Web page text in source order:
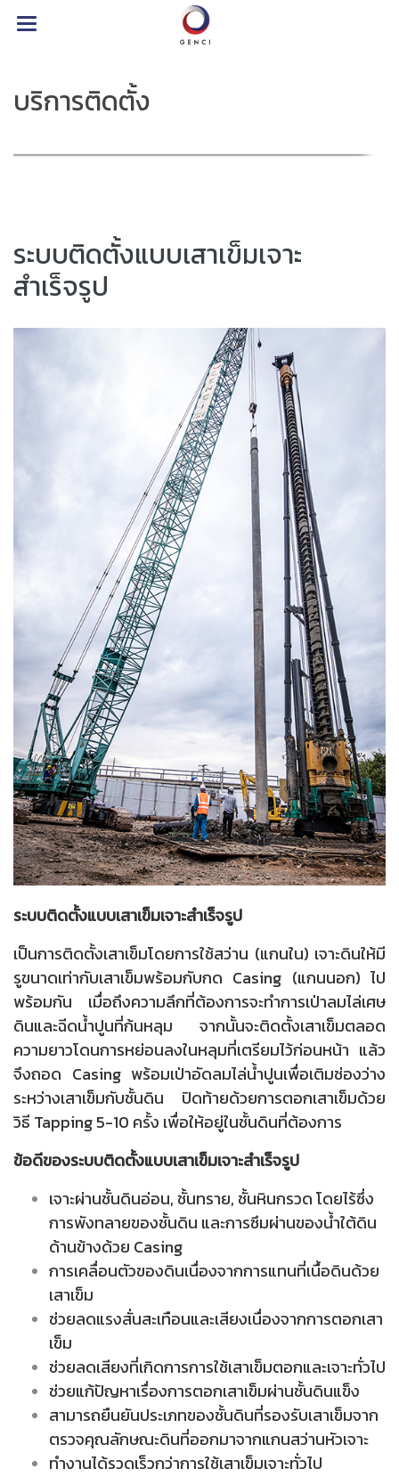
บริการติดตั้ง
ระบบติดตั้งแบบเสาเข็มเจาะ
สำเร็จรูป
ระบบติดตั้งแบบเสาเข็มเจาะสำเร็จรูป
เป็นการติดตั้งเสาเข็มโดยการใช้สว่าน (แกนใน) เจาะดินให้มี
รูขนาดเท่ากับเสาเข็มพร้อมกับกด Casing (แกนนอก) ไป
พร้อมกัน เมื่อถึงความลึกที่ต้องการจะทำการเป่าลมไล่เศษ
ดินและฉีดน้ำปูนที่ก้นหลุม จากนั้นจะติดตั้งเสาเข็มตลอด
ความยาวโดนการหย่อนลงในหลุมที่เตรียมไว้ก่อนหน้า แล้ว
จึงถอด Casing พร้อมเป่าอัดลมไล่น้ำปูนเพื่อเติมช่องว่าง
ระหว่างเสาเข็มกับชั้นดิน ปิดท้ายด้วยการตอกเสาเข็มด้วย
วิธี Tapping 5-10 ครั้ง เพื่อให้อยู่ในชั้นดินที่ต้องการ
ข้อดีของระบบติดตั้งแบบเสาเข็มเจาะสำเร็จรูป
เจาะผ่านชั้นดินอ่อน, ชั้นทราย, ชั้นหินกรวด โดยไร้ซึ่ง
การพังทลายของชั้นดิน และการซึมผ่านของน้ำใต้ดิน
ด้านข้างด้วย Casing
การเคลื่อนตัวของดินเนื่องจากการแทนที่เนื้อดินด้วย
เสาเข็ม
ช่วยลดแรงสั่นสะเทือนและเสียงเนื่องจากการตอกเสา
เข็ม
ช่วยลดเสียงที่เกิดการการใช้เสาเข็มตอกและเจาะทั่วไป
ช่วยแก้ปัญหาเรื่องการตอกเสาเข็มผ่านชั้นดินแข็ง
สามารถยืนยันประเภทของชั้นดินที่รองรับเสาเข็มจาก
ตรวจคุณลักษณะดินที่ออกมาจากแกนสว่านหัวเจาะ
ทำงานได้รวดเร็วกว่าการใช้เสาเข็มเจาะทั่วไป